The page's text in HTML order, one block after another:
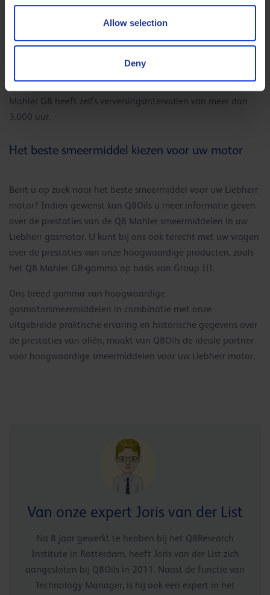
Allow selection
Deny
Hoewel de resultaten verschillen van motor tot motor,
bevestigen ze de uitstekende prestaties van Q8 Mahler
verversingsinterval van Q8 Mahler HA in Liebherr
Mahler G8 heeft zelfs verversingsintervallen van meer dan
3.000 uur.
Het beste smeermiddel kiezen voor uw motor
Bent u op zoek naar het beste smeermiddel voor uw Liebherr
motor? Indien gewenst kan Q8Oils u meer informatie geven
over de prestaties van de Q8 Mahler smeermiddelen in uw
Liebherr gasmotor. U kunt bij ons ook terecht met uw vragen
over de prestaties van onze hoogwaardige producten, zoals
het Q8 Mahler GR-gamma op basis van Group III.
Ons breed gamma van hoogwaardige
gasmotorsmeermiddelen in combinatie met onze
uitgebreide praktische ervaring en historische gegevens over
de prestaties van oliën, maakt van Q8Oils de ideale partner
voor hoogwaardige smeermiddelen voor uw Liebherr motor.
Van onze expert Joris van der List
Na 8 jaar gewerkt te hebben bij het Q8Research
Institute in Rotterdam, heeft Joris van der List zich
aangesloten bij Q8Oils in 2011. Naast de functie van
Technology Manager, is hij ook een expert in het